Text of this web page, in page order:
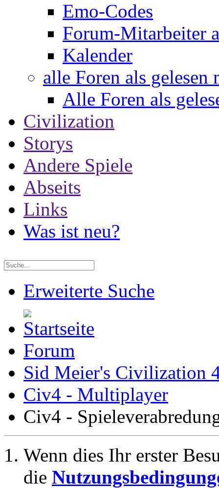
Emo-Codes
Forum-Mitarbeiter
Kalender
alle Foren als gelesen
Alle Foren als
Civilization
Storys
Andere Spiele
Abseits
Links
Was ist neu?
Erweiterte Suche
Forum
Sid Meier's Civilization
Civ4 - Multiplayer
Civ4 -
Wenn dies Ihr erster
die